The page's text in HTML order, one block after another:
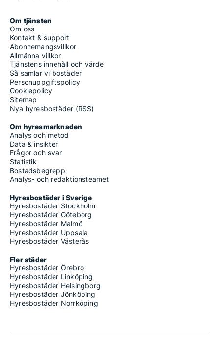
Om tjänsten
Om oss
Kontakt & support
Abonnemangsvillkor
Allmänna villkor
Tjänstens innehåll och värde
Så samlar vi bostäder
Personuppgiftspolicy
Cookiepolicy
Sitemap
Nya hyresbostäder (RSS)
Om hyresmarknaden
Analys och metod
Data & insikter
Frågor och svar
Statistik
Bostadsbegrepp
Analys- och redaktionsteamet
Hyresbostäder i Sverige
Hyresbostäder Stockholm
Hyresbostäder Göteborg
Hyresbostäder Malmö
Hyresbostäder Uppsala
Hyresbostäder Västerås
Fler städer
Hyresbostäder Örebro
Hyresbostäder Linköping
Hyresbostäder Helsingborg
Hyresbostäder Jönköping
Hyresbostäder Norrköping